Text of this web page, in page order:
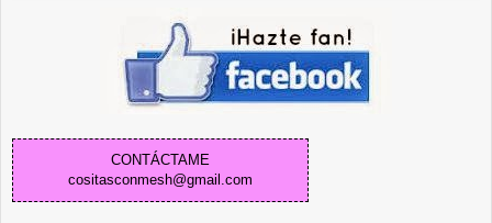
CONTÁCTAME
cositasconmesh@gmail.com